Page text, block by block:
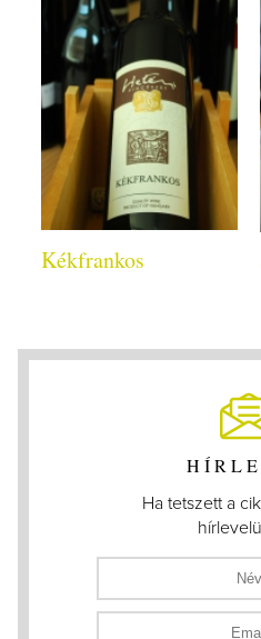
Kékfrankos
Ha tetszett a